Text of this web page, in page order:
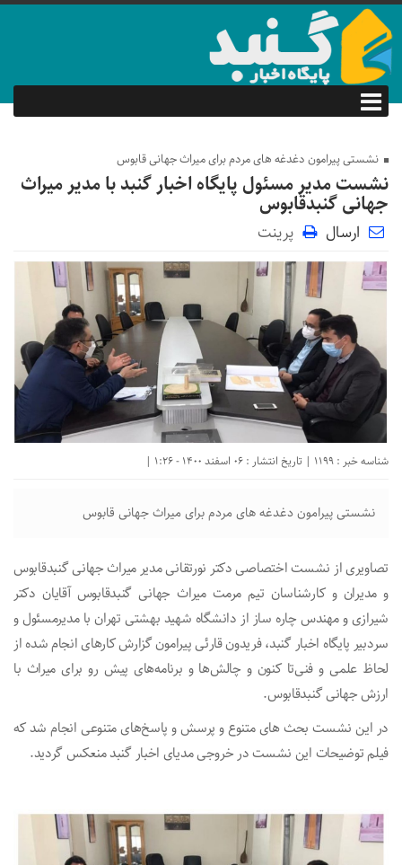
نشستی پیرامون دغدغه های مردم برای میراث جهانی قابوس
نشست مدیر مسئول پایگاه اخبار گنبد با مدیر میراث
جهانی گنبدقابوس
ارسال پرینت
شناسه خبر : 1199 | تاریخ انتشار : 06 اسفند 1400 - 1:26 |
نشستی پیرامون دغدغه های مردم برای میراث جهانی قابوس
تصاویری از نشست اختصاصی دکتر نورتقانی مدیر میراث جهانی گنبدقابوس
و مدیر‌ان و کارشناسان تیم مرمت میراث جهانی گنبدقابوس آقایان دکتر
شیرازی و مهندس چاره ساز از دانشگاه شهید بهشتی تهران با مدیرمسئول و
سردبیر پایگاه اخبار گنبد، فریدون قارئی پیرامون گزارش کارهای انجام شده از
لحاظ علمی و فنی‌تا کنون و چالش‌ها و برنامه‌های پیش رو برای میراث با
ارزش جهانی گنبدقابوس.
در این‌ نشست بحث های متنوع و پرسش و پاسخ‌های متنوعی انجام شد که
فیلم توضیحات این نشست در خروجی مدیای اخبار گنبد منعکس گردید.